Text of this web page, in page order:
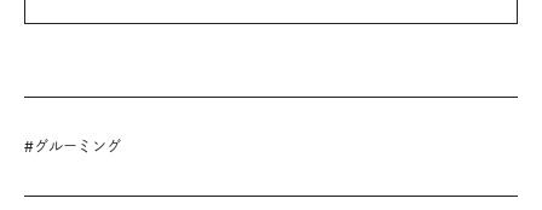
#グルーミング